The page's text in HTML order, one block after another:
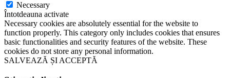
Necessary
Întotdeauna activate
Necessary cookies are absolutely essential for the website to
function properly. This category only includes cookies that ensures
basic functionalities and security features of the website. These
cookies do not store any personal information.
SALVEAZĂ ȘI ACCEPTĂ